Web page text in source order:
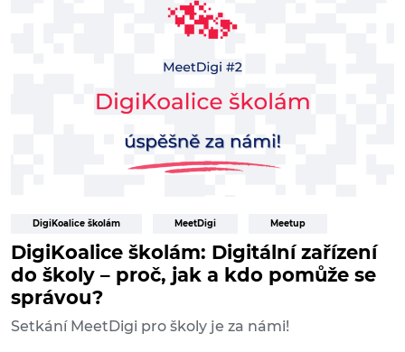
DigiKoalice školám MeetDigi Meetup
DigiKoalice školám: Digitální zařízení
do školy – proč, jak a kdo pomůže se
správou?
Setkání MeetDigi pro školy je za námi!